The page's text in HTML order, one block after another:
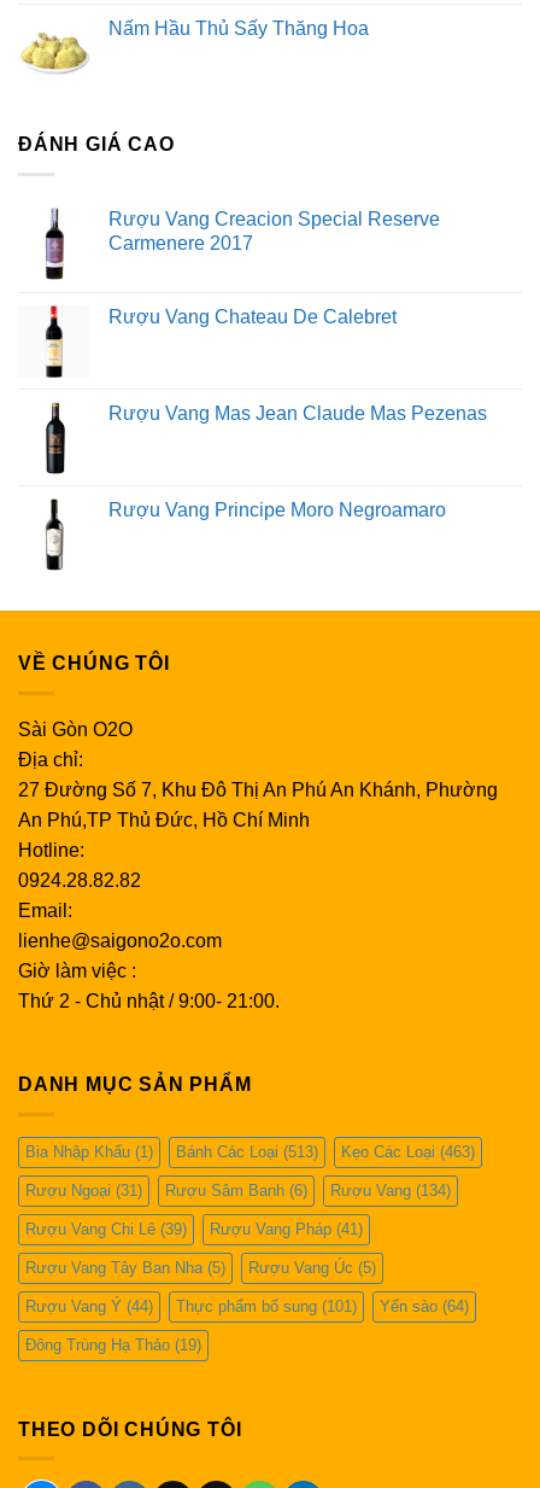
Nấm Hầu Thủ Sấy Thăng Hoa
ĐÁNH GIÁ CAO
Rượu Vang Creacion Special Reserve
Carmenere 2017
Rượu Vang Chateau De Calebret
Rượu Vang Mas Jean Claude Mas Pezenas
Rượu Vang Principe Moro Negroamaro
VỀ CHÚNG TÔI
Sài Gòn O2O
Địa chỉ:
27 Đường Số 7, Khu Đô Thị An Phú An Khánh, Phường
An Phú,TP Thủ Đức, Hồ Chí Minh
Hotline:
0924.28.82.82
Email:
lienhe@saigono2o.com
Giờ làm việc :
Thứ 2 - Chủ nhật / 9:00- 21:00.
DANH MỤC SẢN PHẨM
Bia Nhập Khẩu (1) Bánh Các Loại (513) Kẹo Các Loại (463)
Rượu Ngoại (31) Rượu Sâm Banh (6) Rượu Vang (134)
Rượu Vang Chi Lê (39) Rượu Vang Pháp (41)
Rượu Vang Tây Ban Nha (5) Rượu Vang Úc (5)
Rượu Vang Ý (44) Thực phẩm bổ sung (101) Yến sào (64)
Đông Trùng Hạ Thảo (19)
THEO DÕI CHÚNG TÔI